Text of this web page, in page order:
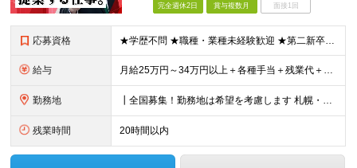
完全週休2日 賞与複数月 面接1回
応募資格 ★学歴不問 ★職種・業種未経験歓迎 ★第二新卒歓迎 ＜こんな方にオススメ＞ ◎一つの商材ではなく、幅広い提案で勝負したい ◎成長企業でスケールの大きい仕事に挑戦したい ◎実力を評価されたい＆腰を据え
給与 月給25万円～34万円以上＋各種手当＋残業代＋賞与年2回 初年度想定年収：348万円～ ※経験・能力を考慮のうえ優遇します。 ※上記にはエリア給（10,000円～15,000円）、見込み残業代（20
勤務地 ┃全国募集！勤務地は希望を考慮します 札幌・仙台・東京・横浜・金沢・名古屋・大阪・京都・広島・福岡 募集 ※上記のほか、全国に拠点あり ※キャリアアップやキャリアシフトに伴う転勤も一部ありますが、基
残業時間 20時間以内